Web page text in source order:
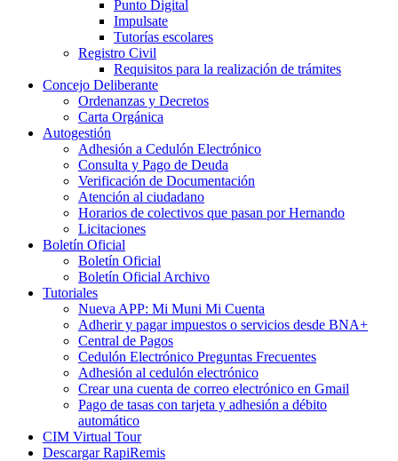
Punto Digital
Impulsate
Tutorías escolares
Registro Civil
Requisitos para la realización de trámites
Concejo Deliberante
Ordenanzas y Decretos
Carta Orgánica
Autogestión
Adhesión a Cedulón Electrónico
Consulta y Pago de Deuda
Verificación de Documentación
Atención al ciudadano
Horarios de colectivos que pasan por Hernando
Licitaciones
Boletín Oficial
Boletín Oficial
Boletín Oficial Archivo
Tutoriales
Nueva APP: Mi Muni Mi Cuenta
Adherir y pagar impuestos o servicios desde BNA+
Central de Pagos
Cedulón Electrónico Preguntas Frecuentes
Adhesión al cedulón electrónico
Crear una cuenta de correo electrónico en Gmail
Pago de tasas con tarjeta y adhesión a débito
automático
CIM Virtual Tour
Descargar RapiRemis